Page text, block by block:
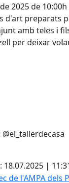
2025 de 10:00h
d'art preparats
amb teles i
per deixar
|
l'AMPA dels